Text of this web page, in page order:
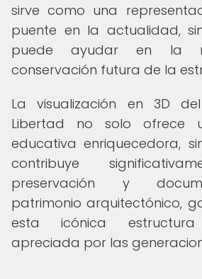
sirve como una
puente en la actualidad,
puede ayudar en la
conservación futura de la
La visualización en 3D
Libertad no solo ofrece
educativa enriquecedora,
contribuye
preservación y
patrimonio arquitectónico,
esta icónica
apreciada por las